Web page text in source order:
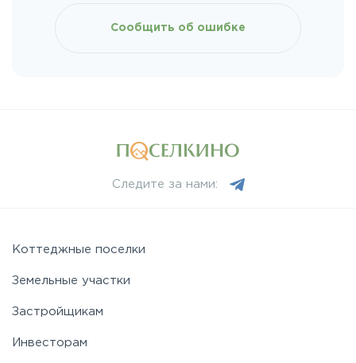
Приморское
Пулковское
Рябовское
Сообщить об ошибке
Следите за нами:
Коттеджные поселки
Земельные участки
Застройщикам
Инвесторам